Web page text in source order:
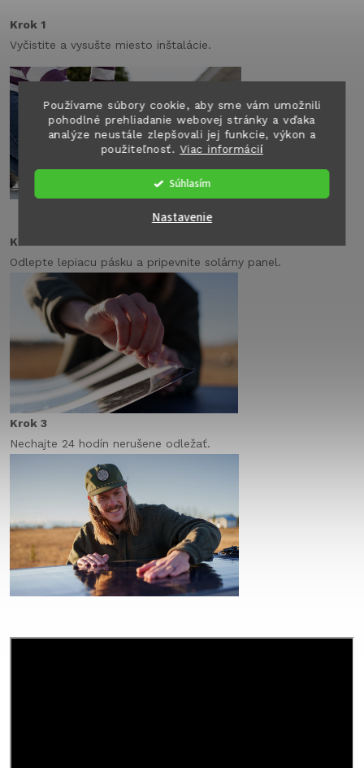
Používame súbory cookie, aby sme vám umožnili
pohodlné prehliadanie webovej stránky a vďaka
analýze neustále zlepšovali jej funkcie, výkon a
použiteľnosť.Viac informácií
Súhlasím
Nastavenie
Krok 1
Vyčistite a vysušte miesto inštalácie.
Krok 2
Odlepte lepiacu pásku a pripevnite solárny panel.
Krok 3
Nechajte 24 hodín nerušene odležať.